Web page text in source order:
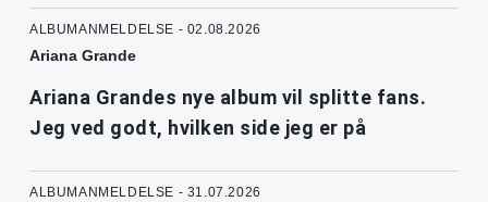
ALBUMANMELDELSE - 02.08.2026
Ariana Grande
Ariana Grandes nye album vil splitte fans.
Jeg ved godt, hvilken side jeg er på
ALBUMANMELDELSE - 31.07.2026